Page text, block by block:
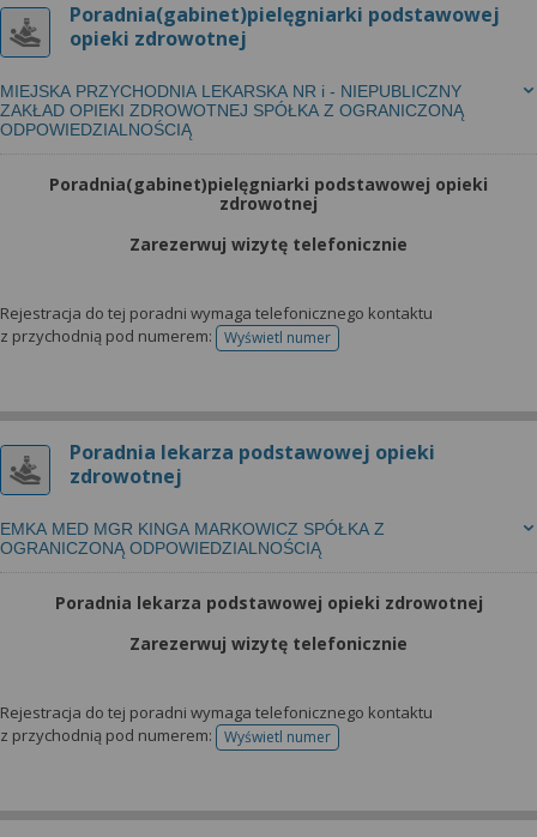
Poradnia(gabinet)pielęgniarki podstawowej
opieki zdrowotnej
MIEJSKA PRZYCHODNIA LEKARSKA NR i - NIEPUBLICZNY
ZAKŁAD OPIEKI ZDROWOTNEJ SPÓŁKA Z OGRANICZONĄ
ODPOWIEDZIALNOŚCIĄ
Poradnia(gabinet)pielęgniarki podstawowej opieki
zdrowotnej
Zarezerwuj wizytę telefonicznie
Rejestracja do tej poradni wymaga telefonicznego kontaktu
z przychodnią pod numerem:
Wyświetl numertelefonu do rejestracji
Poradnia lekarza podstawowej opieki
zdrowotnej
EMKA MED MGR KINGA MARKOWICZ SPÓŁKA Z
OGRANICZONĄ ODPOWIEDZIALNOŚCIĄ
Poradnia lekarza podstawowej opieki zdrowotnej
Zarezerwuj wizytę telefonicznie
Rejestracja do tej poradni wymaga telefonicznego kontaktu
z przychodnią pod numerem:
Wyświetl numertelefonu do rejestracji